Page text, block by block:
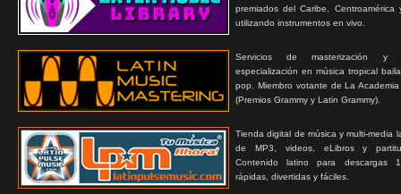
premiados del Caribe, Centroamérica
utilizando instrumentos en vivo.
Servicios de masterización y
especialización en música tropical
pop. Miembro votante de La
(Premios Grammy y Latin Grammy).
Tienda digital de música y multi-media
de MP3, videos, eLibros y
Contenido latino para descargas
rápidas, divertidas y fáciles.